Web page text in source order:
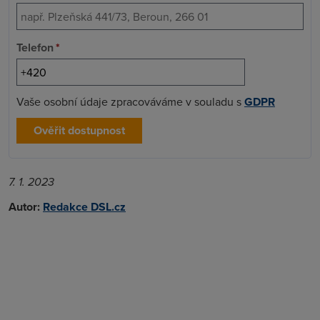
Telefon*
Vaše osobní údaje zpracováváme v souladu sGDPR
Ověřit dostupnost
7. 1. 2023
Autor: Redakce DSL.cz